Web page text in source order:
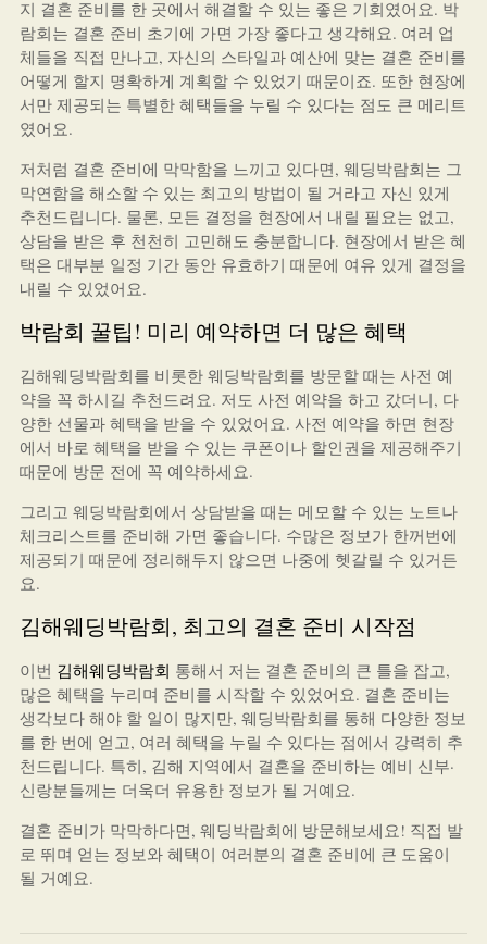
지 결혼 준비를 한 곳에서 해결할 수 있는 좋은 기회였어요. 박
람회는 결혼 준비 초기에 가면 가장 좋다고 생각해요. 여러 업
체들을 직접 만나고, 자신의 스타일과 예산에 맞는 결혼 준비를
어떻게 할지 명확하게 계획할 수 있었기 때문이죠. 또한 현장에
서만 제공되는 특별한 혜택들을 누릴 수 있다는 점도 큰 메리트
였어요.
저처럼 결혼 준비에 막막함을 느끼고 있다면, 웨딩박람회는 그
막연함을 해소할 수 있는 최고의 방법이 될 거라고 자신 있게
추천드립니다. 물론, 모든 결정을 현장에서 내릴 필요는 없고,
상담을 받은 후 천천히 고민해도 충분합니다. 현장에서 받은 혜
택은 대부분 일정 기간 동안 유효하기 때문에 여유 있게 결정을
내릴 수 있었어요.
박람회 꿀팁! 미리 예약하면 더 많은 혜택
김해웨딩박람회를 비롯한 웨딩박람회를 방문할 때는 사전 예
약을 꼭 하시길 추천드려요. 저도 사전 예약을 하고 갔더니, 다
양한 선물과 혜택을 받을 수 있었어요. 사전 예약을 하면 현장
에서 바로 혜택을 받을 수 있는 쿠폰이나 할인권을 제공해주기
때문에 방문 전에 꼭 예약하세요.
그리고 웨딩박람회에서 상담받을 때는 메모할 수 있는 노트나
체크리스트를 준비해 가면 좋습니다. 수많은 정보가 한꺼번에
제공되기 때문에 정리해두지 않으면 나중에 헷갈릴 수 있거든
요.
김해웨딩박람회, 최고의 결혼 준비 시작점
이번 김해웨딩박람회 통해서 저는 결혼 준비의 큰 틀을 잡고,
많은 혜택을 누리며 준비를 시작할 수 있었어요. 결혼 준비는
생각보다 해야 할 일이 많지만, 웨딩박람회를 통해 다양한 정보
를 한 번에 얻고, 여러 혜택을 누릴 수 있다는 점에서 강력히 추
천드립니다. 특히, 김해 지역에서 결혼을 준비하는 예비 신부·
신랑분들께는 더욱더 유용한 정보가 될 거예요.
결혼 준비가 막막하다면, 웨딩박람회에 방문해보세요! 직접 발
로 뛰며 얻는 정보와 혜택이 여러분의 결혼 준비에 큰 도움이
될 거예요.